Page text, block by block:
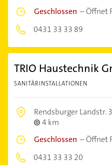
Geschlossen –Öffnet
0431 33 33 89
TRIO Haustechnik
SANITÄRINSTALLATIONEN
Rendsburger Landstr.
4 km
Geschlossen –Öffnet
0431 33 33 20